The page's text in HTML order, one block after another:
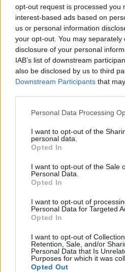
opt-out request is processed you
interest-based ads based on
us or personal information
your opt-out. You may
disclosure of your personal
IAB’s list of downstream
also be disclosed by us to third
Downstream Participants that
Please note that this website/app
not limited to your visit or usage
grant or deny consent to Google
use your data for below specified
consent section.
Personal Data Processing
I want to opt-out of the
personal data.
Opted In
I want to opt-out of the Sale
Personal Data.
Opted In
I want to opt-out of
Personal Data for Targeted
Opted In
I want to opt-out of
Retention, Sale, and/or
Personal Data that Is
Purposes for which it was
Opted Out
MotoGP
Kielégítő összkép egy
visszajelzések a
MotoGP
Ezúttal nincs
Mans-ban tényleg új
született
Sebők Máté - 2024. 05. 13.